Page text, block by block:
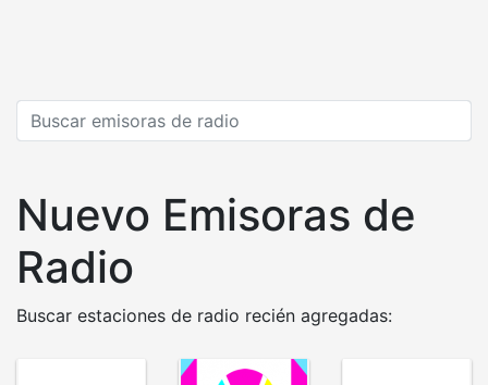
Nuevo Emisoras de
Radio
Buscar estaciones de radio recién agregadas: